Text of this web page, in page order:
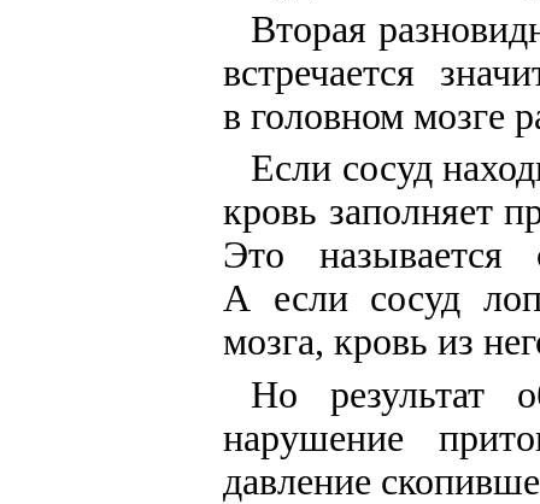
Вторая
встречается
в головном мозге
Если сосуд
кровь заполняет
Это называется
А если сосуд
мозга, кровь из
Но результат
нарушение
давление